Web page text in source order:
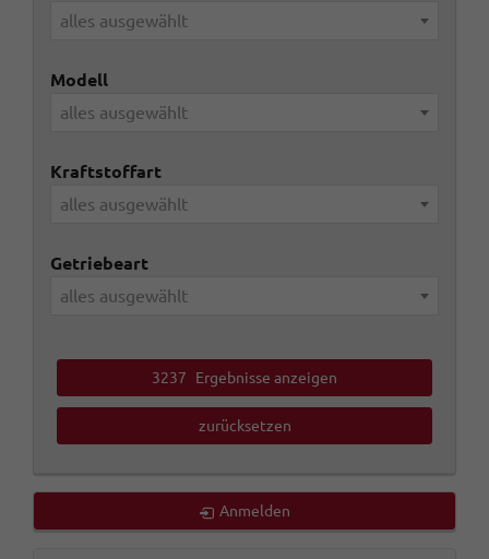
alles ausgewählt
Modell
alles ausgewählt
Kraftstoffart
alles ausgewählt
Getriebeart
alles ausgewählt
3237 Ergebnisse anzeigen
zurücksetzen
Anmelden